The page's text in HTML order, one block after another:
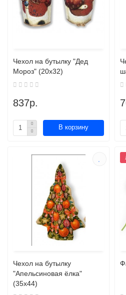
Чехол на бутылку "Дед
Мороз" (20х32)
837р.
В корзину
Чехол на бутылку
"Апельсиновая ёлка"
(35х44)